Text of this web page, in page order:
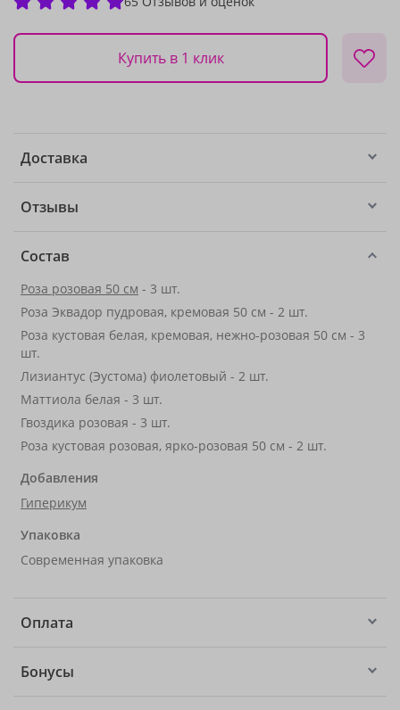
Купить в 1 клик
Доставка
Отзывы
Состав
Роза розовая 50 см - 3 шт.
Роза Эквадор пудровая, кремовая 50 см - 2 шт.
Роза кустовая белая, кремовая, нежно-розовая 50 см - 3
шт.
Лизиантус (Эустома) фиолетовый - 2 шт.
Маттиола белая - 3 шт.
Гвоздика розовая - 3 шт.
Роза кустовая розовая, ярко-розовая 50 см - 2 шт.
Добавления
Гиперикум
Упаковка
Современная упаковка
Оплата
Бонусы